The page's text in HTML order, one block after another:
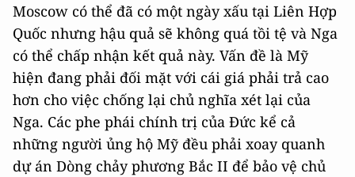
Moscow có thể đã có một ngày xấu tại Liên Hợp
Quốc nhưng hậu quả sẽ không quá tồi tệ và Nga
có thể chấp nhận kết quả này. Vấn đề là Mỹ
hiện đang phải đối mặt với cái giá phải trả cao
hơn cho việc chống lại chủ nghĩa xét lại của
Nga. Các phe phái chính trị của Đức kể cả
những người ủng hộ Mỹ đều phải xoay quanh
dự án Dòng chảy phương Bắc II để bảo vệ chủ